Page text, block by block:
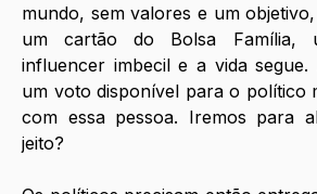
mundo, sem valores e um
um cartão do Bolsa Família,
influencer imbecil e a vida
um voto disponível para o político
com essa pessoa. Iremos para
jeito?